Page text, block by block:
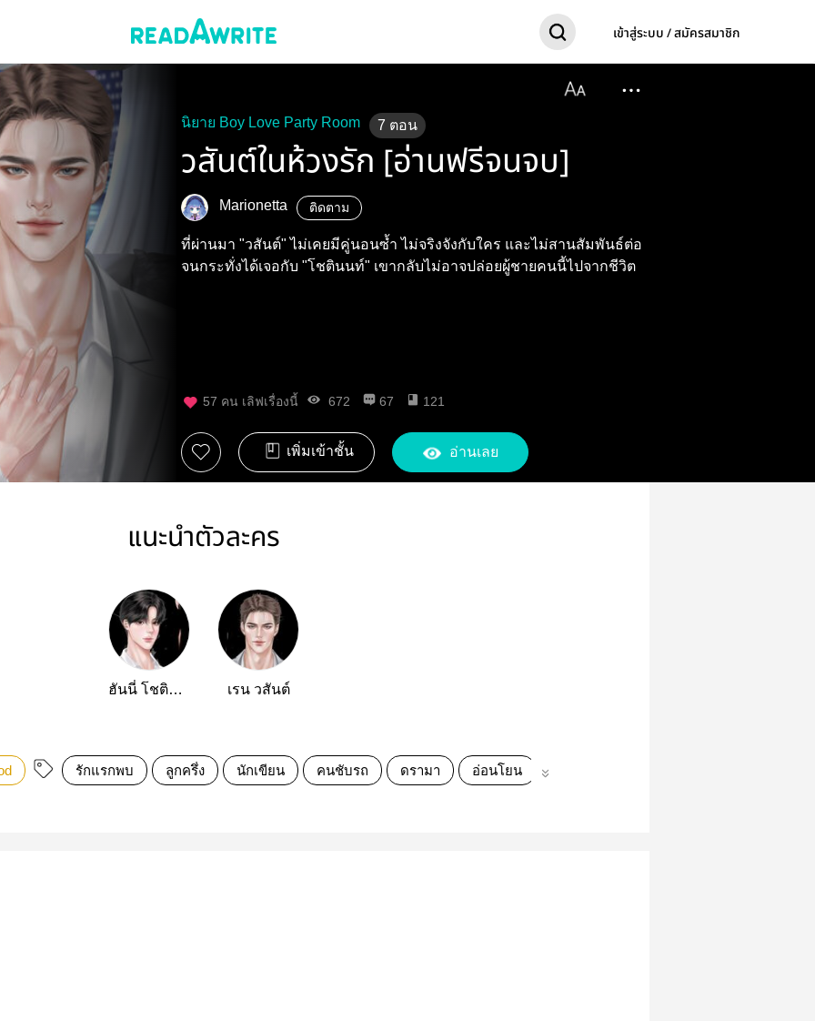
เข้าสู่ระบบ / สมัครสมาชิก
นิยาย Boy Love Party Room 7 ตอน
วสันต์ในห้วงรัก [อ่านฟรีจนจบ]
Marionetta ติดตาม
ที่ผ่านมา "วสันต์" ไม่เคยมีคู่นอนซ้ำ ไม่จริงจังกับใคร และไม่สานสัมพันธ์ต่อ
จนกระทั่งได้เจอกับ "โชตินนท์" เขากลับไม่อาจปล่อยผู้ชายคนนี้ไปจากชีวิต
57 คน เลิฟเรื่องนี้ 672 67 121
เพิ่มเข้าชั้น อ่านเลย
แนะนำตัวละคร
ฮันนี่ โชตินนท์ เรน วสันต์
รักแรกพบ ลูกครึ่ง นักเขียน คนชับรถ ดรามา อ่อนโยน